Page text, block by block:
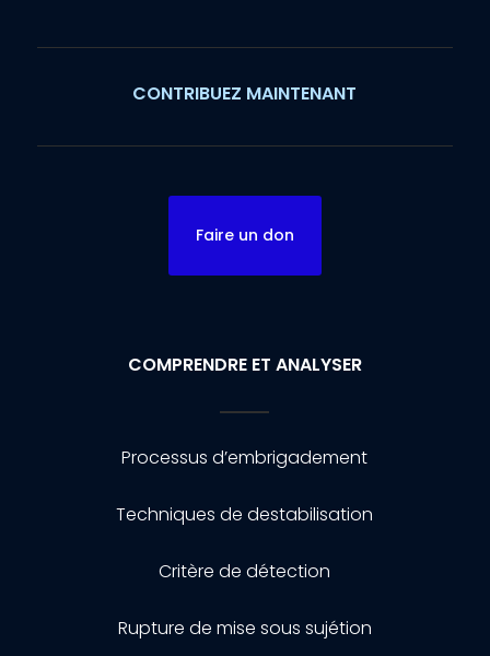
CONTRIBUEZ MAINTENANT
Faire un don
COMPRENDRE ET ANALYSER
Processus d’embrigadement
Techniques de destabilisation
Critère de détection
Rupture de mise sous sujétion